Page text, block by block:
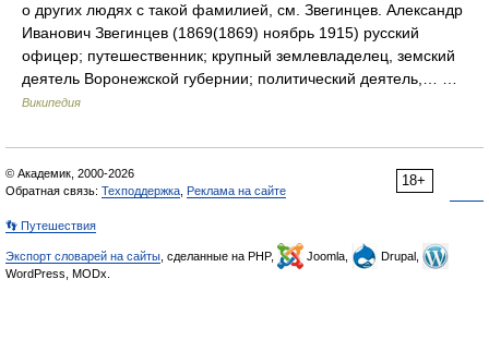
о других людях с такой фамилией, см. Звегинцев. Александр
Иванович Звегинцев (1869(1869) ноябрь 1915) русский
офицер; путешественник; крупный землевладелец, земский
деятель Воронежской губернии; политический деятель,… …
Википедия
18+
© Академик, 2000-2026
Обратная связь: Техподдержка Реклама на сайте
👣 Путешествия
Экспорт словарей на сайты , сделанные на PHP, Joomla,
Drupal,
WordPress, MODx.